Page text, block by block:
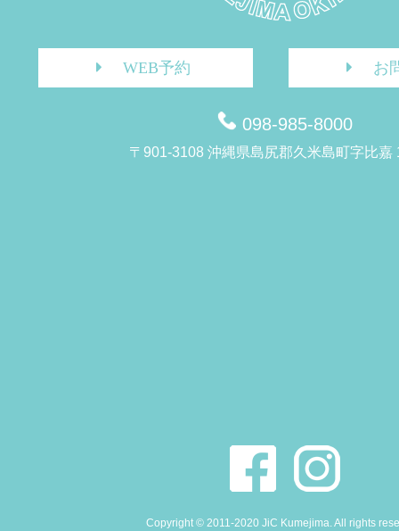
WEB予約 お
098-985-8000
〒901-3108 沖縄県島尻郡久米島町字比嘉
Copyright © 2011-2020 JiC Kumejima. All rights